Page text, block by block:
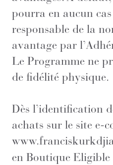
pourra en aucun
responsable de la
avantage par
Le Programme ne
de fidélité physique.
Dès l’identification
achats sur le site e-
en Boutique Eligible